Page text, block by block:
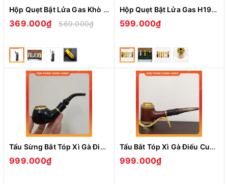
Hộp Quẹt Bật Lửa Gas Khò 1 Tia Lubinski YJA-10038 Có Khóa Nút Khóa Gas Kèm Dụng Cụ Đa Năng Nhìn Rõ Lượng Gas - Nhiều Màu
369.000₫ 569.000₫
Hộp Quẹt Bật Lửa Gas H191 Khò 3 Tia Cực Mạnh Có Đục và Kệ Gác Tiện Lợi, Nhìn Thấy Lượng Gas - Nhiều Họa Tiết
599.000₫
Tẩu Sừng Bắt Tóp Xì Gà Điếu Cuối TS11 Ring Size 42-57 -Món Quà Ý Nghĩa
999.000₫
Tẩu Bắt Tóp Xì Gà Điếu Cuối Cán Sừng Đế Đứng TS10 Ring Size 42-60 - Quà Tặng Ý Nghĩa
999.000₫